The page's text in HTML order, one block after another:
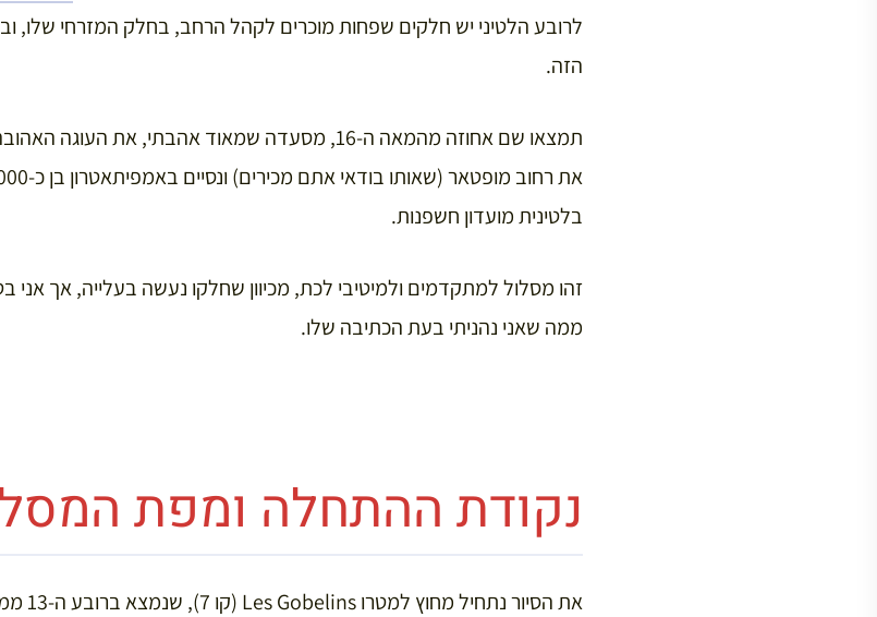
לרובע הלטיני יש חלקים שפחות מוכרים לקהל הרחב, בחלק המזרחי שלו,
הזה.
תמצאו שם אחוזה מהמאה ה-16, מסעדה שמאוד אהבתי, את
בלטינית מועדון חשפנות.
זהו מסלול למתקדמים ולמיטיבי לכת, מכיוון שחלקו נעשה בעלייה, אך
ממה שאני נהניתי בעת הכתיבה שלו.
נקודת ההתחלה ומפת